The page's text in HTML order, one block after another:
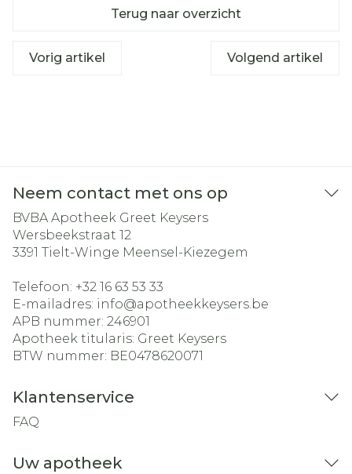
Terug naar overzicht
Vorig artikel Volgend artikel
Neem contact met ons op
BVBA Apotheek Greet Keysers
Wersbeekstraat 12
3391 Tielt-Winge Meensel-Kiezegem
Telefoon: +32 16 63 53 33
E-mailadres: info@apotheekkeysers.be
APB nummer: 246901
Apotheek titularis: Greet Keysers
BTW nummer: BE0478620071
Klantenservice
FAQ
Uw apotheek